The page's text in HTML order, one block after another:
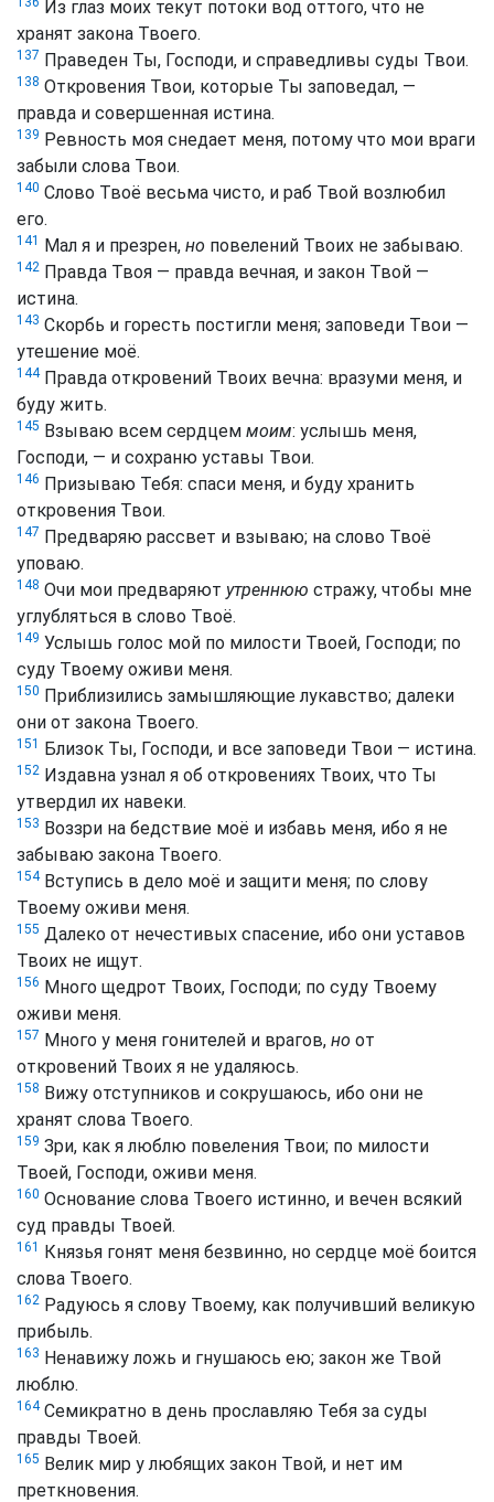
Из глаз моих текут потоки вод оттого, что не
хранят закона Твоего.
137 Праведен Ты, Господи, и справедливы суды Твои.
138 Откровения Твои, которые Ты заповедал, —
правда и совершенная истина.
139 Ревность моя снедает меня, потому что мои враги
забыли слова Твои.
140 Слово Твоё весьма чисто, и раб Твой возлюбил
его.
141 Мал я и презрен, но повелений Твоих не забываю.
142 Правда Твоя — правда вечная, и закон Твой —
истина.
143 Скорбь и горесть постигли меня; заповеди Твои —
утешение моё.
144Правда откровений Твоих вечна: вразуми меня, и
буду жить.
145 Взываю всем сердцем моим: услышь меня,
Господи, — и сохраню уставы Твои.
146 Призываю Тебя: спаси меня, и буду хранить
откровения Твои.
147 Предваряю рассвет и взываю; на слово Твоё
уповаю.
148 Очи мои предваряют утреннюю стражу, чтобы мне
углубляться в слово Твоё.
149 Услышь голос мой по милости Твоей, Господи; по
суду Твоему оживи меня.
150 Приблизились замышляющие лукавство; далеки
они от закона Твоего.
151 Близок Ты, Господи, и все заповеди Твои — истина.
152 Издавна узнал я об откровениях Твоих, что Ты
утвердил их навеки.
153 Воззри на бедствие моё и избавь меня, ибо я не
забываю закона Твоего.
154Вступись в дело моё и защити меня; по слову
Твоему оживи меня.
155 Далеко от нечестивых спасение, ибо они уставов
Твоих не ищут.
156 Много щедрот Твоих, Господи; по суду Твоему
оживи меня.
157 Много у меня гонителей и врагов, но от
откровений Твоих я не удаляюсь.
158 Вижу отступников и сокрушаюсь, ибо они не
хранят слова Твоего.
159 Зри, как я люблю повеления Твои; по милости
Твоей, Господи, оживи меня.
160 Основание слова Твоего истинно, и вечен всякий
суд правды Твоей.
161 Князья гонят меня безвинно, но сердце моё боится
слова Твоего.
162 Радуюсь я слову Твоему, как получивший великую
прибыль.
163 Ненавижу ложь и гнушаюсь ею; закон же Твой
люблю.
164Семикратно в день прославляю Тебя за суды
правды Твоей.
165 Велик мир у любящих закон Твой, и нет им
преткновения.